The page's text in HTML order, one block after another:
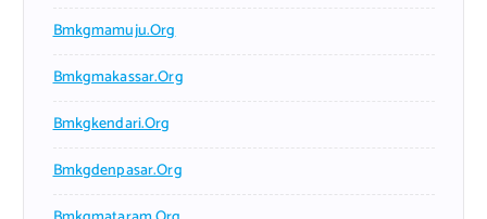
Bmkgmamuju.org
Bmkgmakassar.org
Bmkgkendari.org
Bmkgdenpasar.org